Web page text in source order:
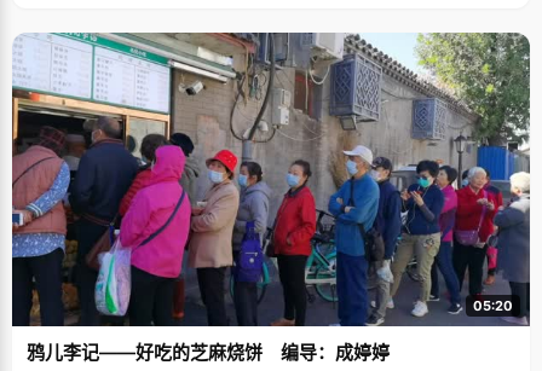
05:20
鸦儿李记——好吃的芝麻烧饼 编导：成婷婷